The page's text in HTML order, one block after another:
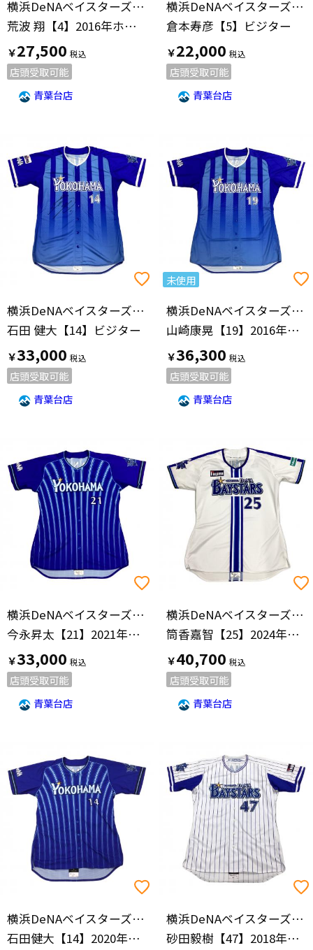
横浜DeNAベイスターズ(ヨコハマディーエヌエーベイスターズ)
荒波 翔【4】2016年ホーム
￥27,500
店頭受取可能
青葉台店
横浜DeNAベイスターズ(ヨコハマディーエヌエーベイスターズ)
倉本寿彦【5】ビジター
￥22,000
店頭受取可能
青葉台店
横浜DeNAベイスターズ(ヨコハマディーエヌエーベイスターズ)
石田 健大【14】ビジター
￥33,000
店頭受取可能
青葉台店
未使用
横浜DeNAベイスターズ(ヨコハマディーエヌエーベイスターズ)
山崎康晃【19】2016年ビジター
￥36,300
店頭受取可能
青葉台店
横浜DeNAベイスターズ(ヨコハマディーエヌエーベイスターズ)
今永昇太【21】2021年ビジター
￥33,000
店頭受取可能
青葉台店
横浜DeNAベイスターズ(ヨコハマディーエヌエーベイスターズ)
筒香嘉智【25】2024年ホーム
￥40,700
店頭受取可能
青葉台店
横浜DeNAベイスターズ(ヨコハマディーエヌエーベイスターズ)
石田健大【14】2020年ビジター
横浜DeNAベイスターズ(ヨコハマディーエヌエーベイスターズ)
砂田毅樹【47】2018年ホーム